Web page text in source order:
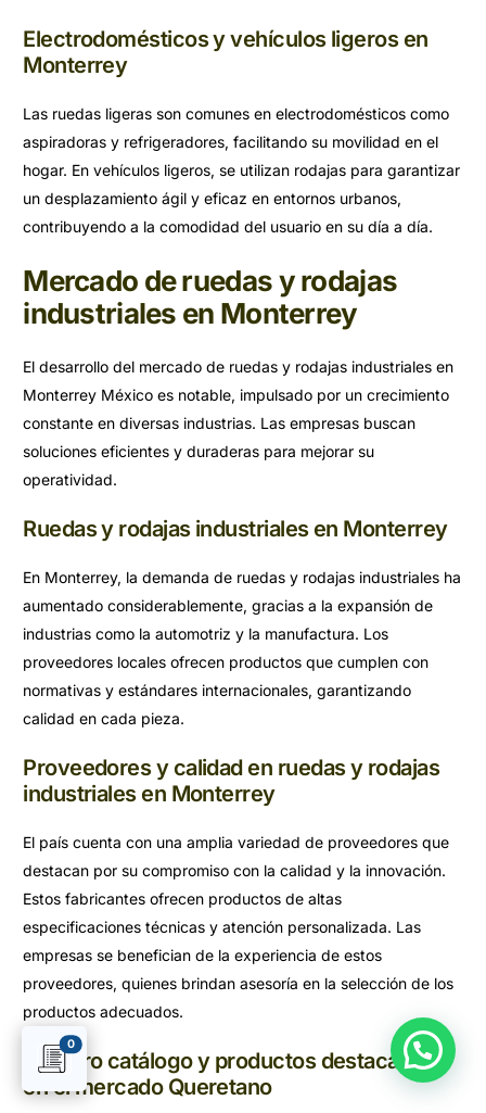
0
Electrodomésticos y vehículos ligeros en
Monterrey
Las ruedas ligeras son comunes en electrodomésticos como
aspiradoras y refrigeradores, facilitando su movilidad en el
hogar. En vehículos ligeros, se utilizan rodajas para garantizar
un desplazamiento ágil y eficaz en entornos urbanos,
contribuyendo a la comodidad del usuario en su día a día.
Mercado de ruedas y rodajas
industriales en Monterrey
El desarrollo del mercado de ruedas y rodajas industriales en
Monterrey México es notable, impulsado por un crecimiento
constante en diversas industrias. Las empresas buscan
soluciones eficientes y duraderas para mejorar su
operatividad.
Ruedas y rodajas industriales en Monterrey
En Monterrey, la demanda de ruedas y rodajas industriales ha
aumentado considerablemente, gracias a la expansión de
industrias como la automotriz y la manufactura. Los
proveedores locales ofrecen productos que cumplen con
normativas y estándares internacionales, garantizando
calidad en cada pieza.
Proveedores y calidad en ruedas y rodajas
industriales en Monterrey
El país cuenta con una amplia variedad de proveedores que
destacan por su compromiso con la calidad y la innovación.
Estos fabricantes ofrecen productos de altas
especificaciones técnicas y atención personalizada. Las
empresas se benefician de la experiencia de estos
proveedores, quienes brindan asesoría en la selección de los
productos adecuados.
Nuestro catálogo y productos destacados
en el mercado Queretano